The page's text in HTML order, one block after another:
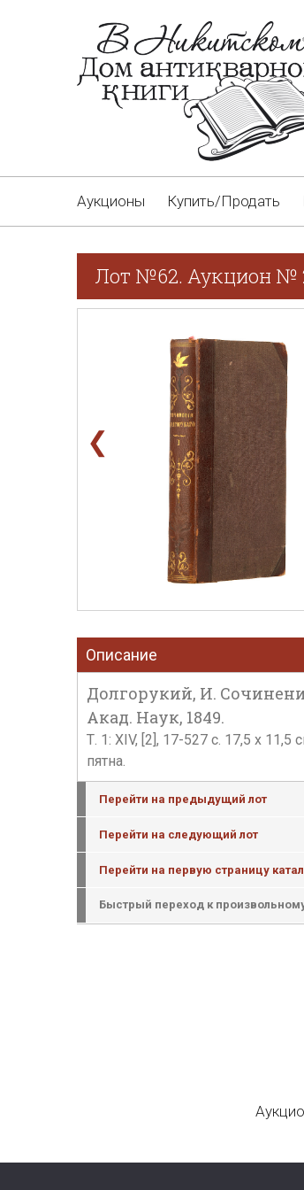
Аукционы Купить/Продать
Лот №62. Аукцион №
❮
Описание
Долгорукий, И.
Акад. Наук, 1849.
Т. 1: XIV, [2], 17-527 с. 17,5 х
пятна.
Перейти на предыдущий лот
Перейти на следующий лот
Перейти на первую страницу
Быстрый переход к